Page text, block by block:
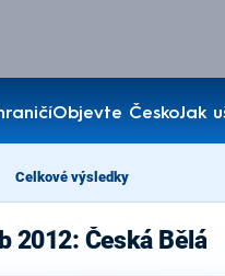
Objevte ČeskoJak
Celkové výsledky
2012: Česká Bělá